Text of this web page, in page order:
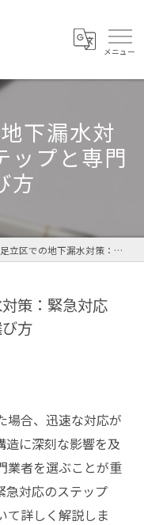
下漏水対
ップと専門
方
地下漏水対策：緊急対応のステップと専門業者の選び方
策：緊急対応
方
場合、迅速な対応が
造に深刻な影響を及
業者を選ぶことが重
急対応のステップ
て詳しく解説しま